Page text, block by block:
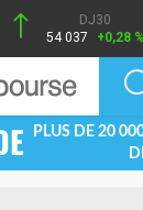
DJ30
54 037
+0,28 %
PLUS DE 20